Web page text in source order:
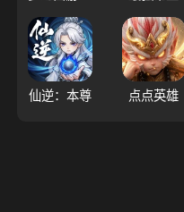
仙逆：本尊 点点英雄